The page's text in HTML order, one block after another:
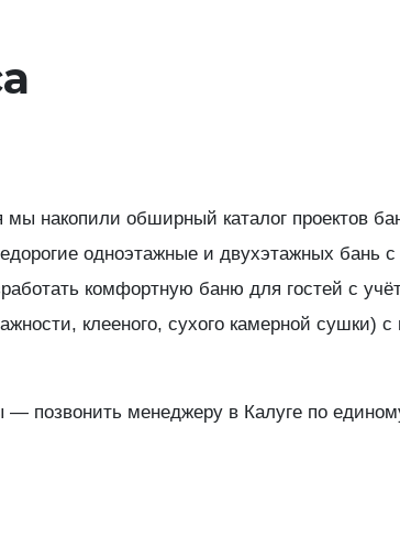
накопили обширный каталог проектов
одноэтажные и двухэтажных
комфортную баню для гостей с
клееного, сухого камерной сушки)
позвонить менеджеру в Калуге по